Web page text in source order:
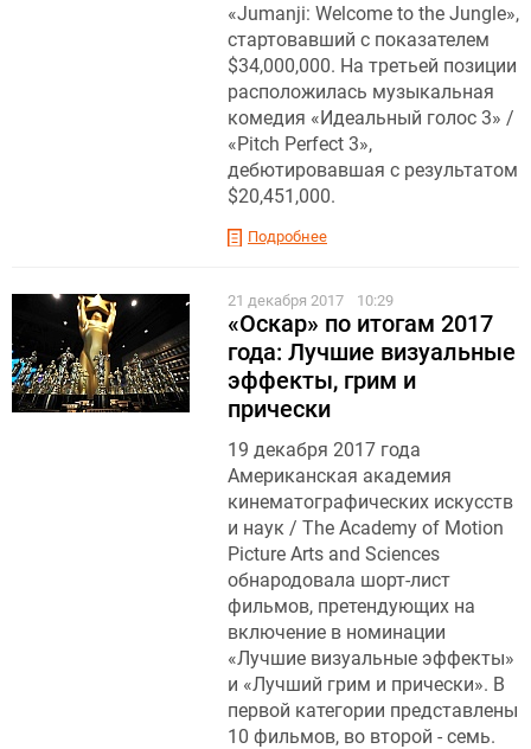
«Jumanji: Welcome to the Jungle»,
стартовавший с показателем
$34,000,000. На третьей позиции
расположилась музыкальная
комедия «Идеальный голос 3» /
«Pitch Perfect 3»,
дебютировавшая с результатом
$20,451,000.
Подробнее
21 декабря 2017 10:29
«Оскар» по итогам 2017
года: Лучшие визуальные
эффекты, грим и
прически
19 декабря 2017 года
Американская академия
кинематографических искусств
и наук / The Academy of Motion
Picture Arts and Sciences
обнародовала шорт-лист
фильмов, претендующих на
включение в номинации
«Лучшие визуальные эффекты»
и «Лучший грим и прически». В
первой категории представлены
10 фильмов, во второй - семь.